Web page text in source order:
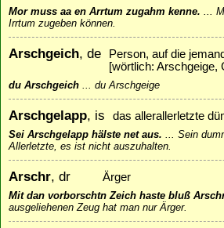
Mor muss aa en Arrtum zugahm kenne.
Irrtum zugeben können.
Arschgeich, de
Person, auf die
[wörtlich: Arschgeige,
du Arschgeich du Arschgeige
Arschgelapp, is das allerallerletzte
Sei Arschgelapp hälste net aus.
Sein
Allerletzte, es ist nicht auszuhalten.
Arschr, dr Ärger
Mit dan vorborschtn Zeich haste bluß
ausgeliehenen Zeug hat man nur Ärger.